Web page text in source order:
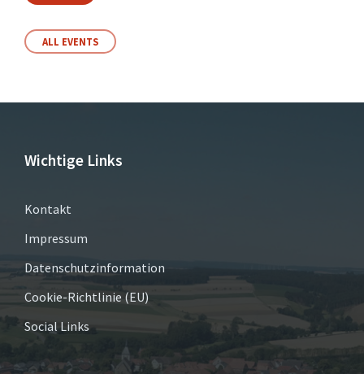
ALL EVENTS
Wichtige Links
Kontakt
Impressum
Datenschutzinformation
Cookie-Richtlinie (EU)
Social Links